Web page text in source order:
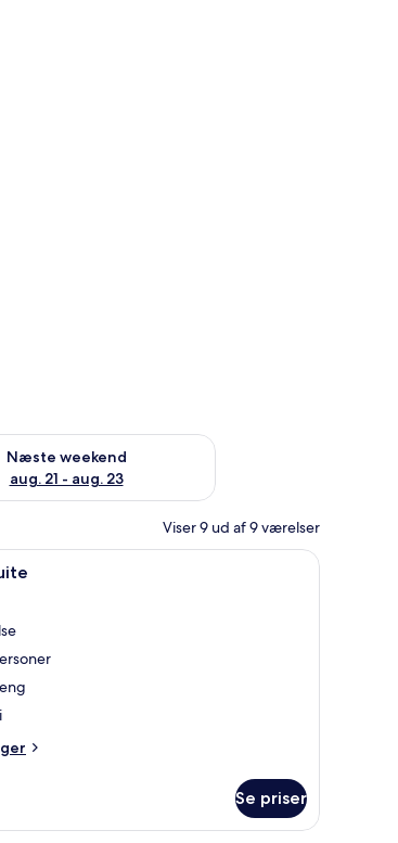
16
Næste weekend
aug. 21 - aug. 23
for næste weekend aug. 21 - aug. 23
Viser 9 ud af 9 værelser
bærbare computereEt hotelværelse med en stor seng,
Se priser